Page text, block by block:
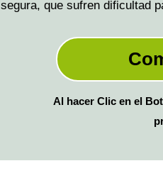
segura, que sufren dificultad
Al hacer Clic en el